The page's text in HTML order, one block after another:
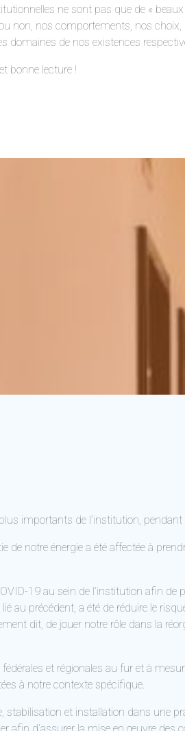
ne sont pas que de «
non, nos comportements, nos
domaines de nos existences
bonne lecture !
importants de l’institution, pendant
notre énergie a été affectée à
19 au sein de l’institution afin de
au précédent, a été de réduire le
dit, de jouer notre rôle dans la
et régionales au fur et à
à notre contexte spécifique.
et installation dans une